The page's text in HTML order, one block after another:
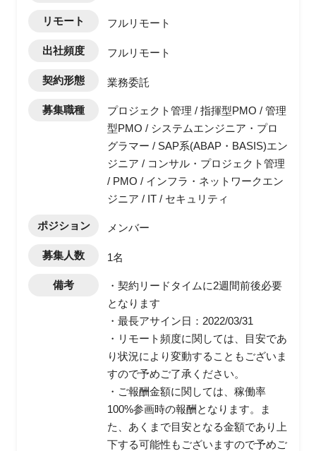
リモート フルリモート
出社頻度 フルリモート
契約形態 業務委託
募集職種
プロジェクト管理 / 指揮型PMO / 管理
型PMO / システムエンジニア・プロ
グラマー / SAP系(ABAP・BASIS)エン
ジニア / コンサル・プロジェクト管理
/ PMO / インフラ・ネットワークエン
ジニア / IT / セキュリティ
ポジション メンバー
募集人数 1名
備考
・契約リードタイムに2週間前後必要
となります
・最長アサイン日：2022/03/31
・リモート頻度に関しては、目安であ
り状況により変動することもございま
すので予めご了承ください。
・ご報酬金額に関しては、稼働率
100%参画時の報酬となります。ま
た、あくまで目安となる金額であり上
下する可能性もございますので予めご